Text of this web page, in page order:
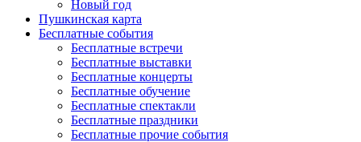
Новый год
Пушкинская карта
Бесплатные события
Бесплатные встречи
Бесплатные выставки
Бесплатные концерты
Бесплатные обучение
Бесплатные спектакли
Бесплатные праздники
Бесплатные прочие события